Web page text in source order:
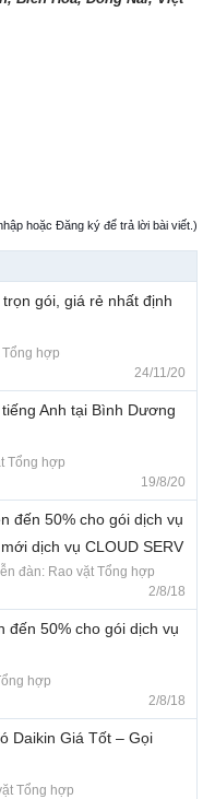
hoặc Đăng ký để trả lời bài viết.)
gói, giá rẻ nhất định
Tổng hợp
24/11/20
Anh tại Bình Dương
Tổng hợp
19/8/20
đến 50% cho gói dịch vụ
dịch vụ CLOUD SERV
đàn: Rao vặt Tổng hợp
2/8/18
đến 50% cho gói dịch vụ
hợp
2/8/18
Daikin Giá Tốt – Gọi
Tổng hợp